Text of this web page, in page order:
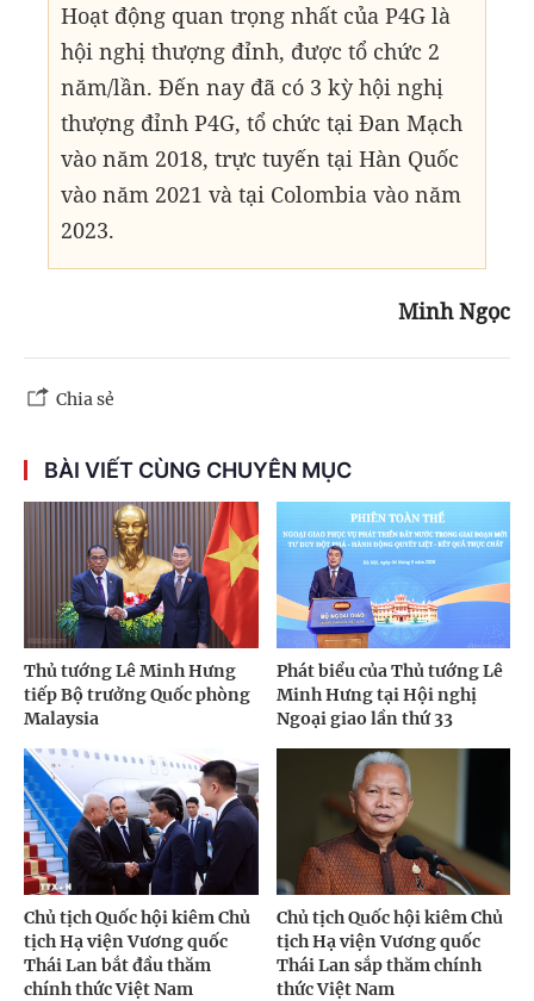
Hoạt động quan trọng nhất của P4G là
hội nghị thượng đỉnh, được tổ chức 2
năm/lần. Đến nay đã có 3 kỳ hội nghị
thượng đỉnh P4G, tổ chức tại Đan Mạch
vào năm 2018, trực tuyến tại Hàn Quốc
vào năm 2021 và tại Colombia vào năm
2023.
Minh Ngọc
Chia sẻ
BÀI VIẾT CÙNG CHUYÊN MỤC
Thủ tướng Lê Minh Hưng
tiếp Bộ trưởng Quốc phòng
Malaysia
Phát biểu của Thủ tướng Lê
Minh Hưng tại Hội nghị
Ngoại giao lần thứ 33
Chủ tịch Quốc hội kiêm Chủ
tịch Hạ viện Vương quốc
Thái Lan bắt đầu thăm
chính thức Việt Nam
Chủ tịch Quốc hội kiêm Chủ
tịch Hạ viện Vương quốc
Thái Lan sắp thăm chính
thức Việt Nam